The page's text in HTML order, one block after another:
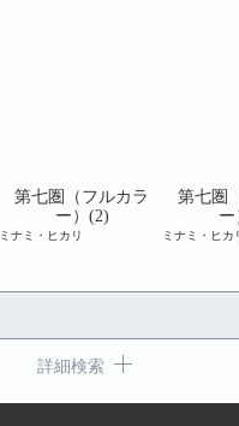
第七圏（フルカラ
ー）(2)
ミナミ・ヒカリ
第七圏
ー
ミナミ・ヒカ
詳細検索